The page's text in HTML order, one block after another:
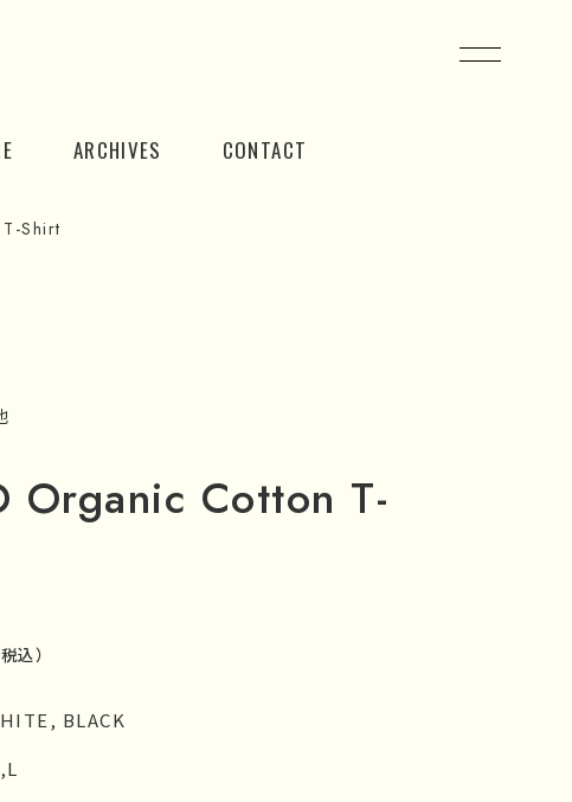
ARCHIVES CONTACT
Shirt
Organic Cotton T-
税込）
BLACK